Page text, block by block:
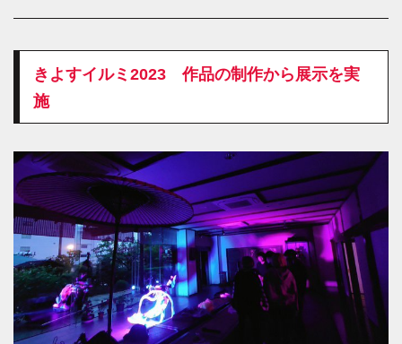
きよすイルミ2023 作品の制作から展示を実
施